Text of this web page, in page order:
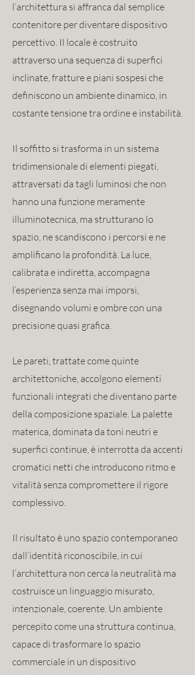
l’architettura si affranca dal semplice
contenitore per diventare dispositivo
percettivo. Il locale è costruito
attraverso una sequenza di superfici
inclinate, fratture e piani sospesi che
definiscono un ambiente dinamico, in
costante tensione tra ordine e instabilità.
Il soffitto si trasforma in un sistema
tridimensionale di elementi piegati,
attraversati da tagli luminosi che non
hanno una funzione meramente
illuminotecnica, ma strutturano lo
spazio, ne scandiscono i percorsi e ne
amplificano la profondità. La luce,
calibrata e indiretta, accompagna
l’esperienza senza mai imporsi,
disegnando volumi e ombre con una
precisione quasi grafica.
Le pareti, trattate come quinte
architettoniche, accolgono elementi
funzionali integrati che diventano parte
della composizione spaziale. La palette
materica, dominata da toni neutri e
superfici continue, è interrotta da accenti
cromatici netti che introducono ritmo e
vitalità senza compromettere il rigore
complessivo.
Il risultato è uno spazio contemporaneo
dall’identità riconoscibile, in cui
l’architettura non cerca la neutralità ma
costruisce un linguaggio misurato,
intenzionale, coerente. Un ambiente
percepito come una struttura continua,
capace di trasformare lo spazio
commerciale in un dispositivo